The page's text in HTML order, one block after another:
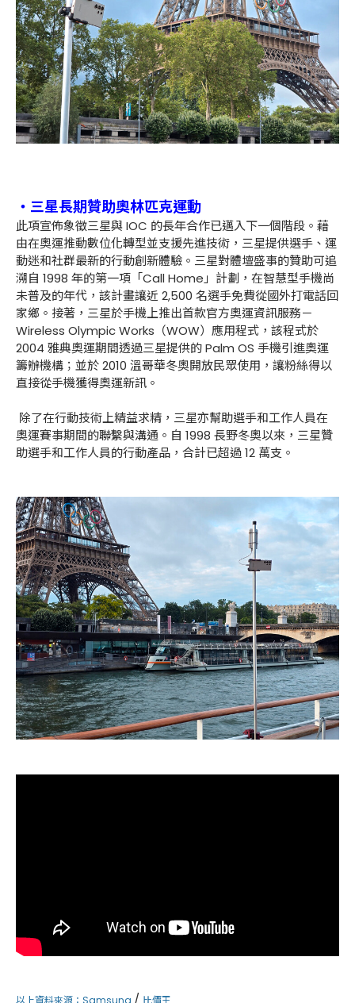
・三星長期贊助奧林匹克運動
此項宣佈象徵三星與 IOC 的長年合作已邁入下一個階段。藉
由在奧運推動數位化轉型並支援先進技術，三星提供選手、運
動迷和社群最新的行動創新體驗。三星對體壇盛事的贊助可追
溯自 1998 年的第一項「Call Home」計劃，在智慧型手機尚
未普及的年代，該計畫讓近 2,500 名選手免費從國外打電話回
家鄉。接著，三星於手機上推出首款官方奧運資訊服務－
Wireless Olympic Works（WOW）應用程式，該程式於
2004 雅典奧運期間透過三星提供的 Palm OS 手機引進奧運
籌辦機構；並於 2010 溫哥華冬奧開放民眾使用，讓粉絲得以
直接從手機獲得奧運新訊。
除了在行動技術上精益求精，三星亦幫助選手和工作人員在
奧運賽事期間的聯繫與溝通。自 1998 長野冬奧以來，三星贊
助選手和工作人員的行動產品，合計已超過 12 萬支。
/